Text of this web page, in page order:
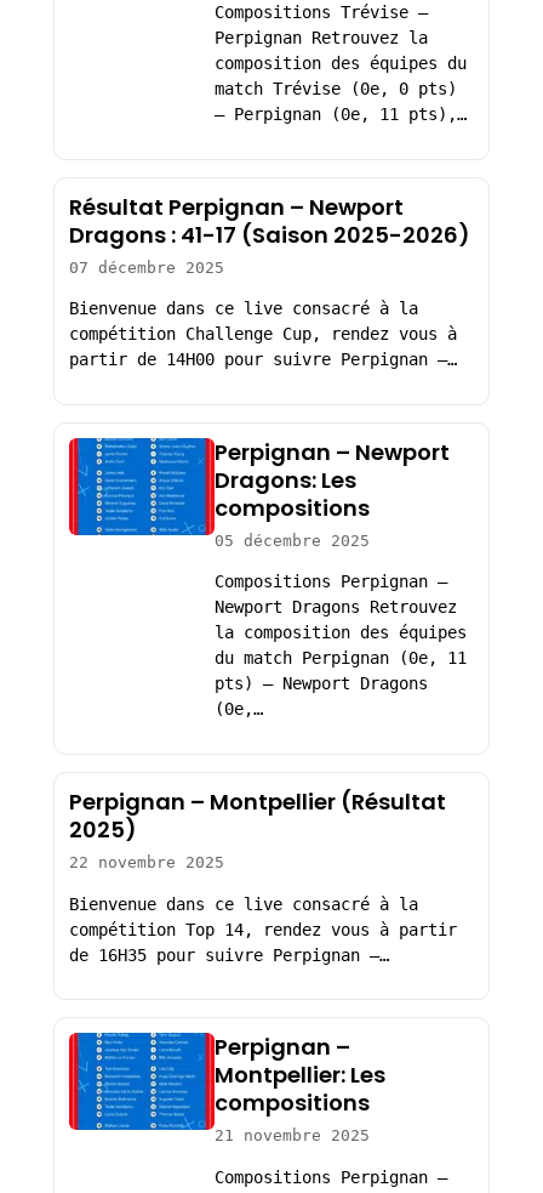
Compositions Trévise –
Perpignan Retrouvez la
composition des équipes du
match Trévise (0e, 0 pts)
– Perpignan (0e, 11 pts),…
Résultat Perpignan – Newport
Dragons : 41-17 (Saison 2025-2026)
07 décembre 2025
Bienvenue dans ce live consacré à la
compétition Challenge Cup, rendez vous à
partir de 14H00 pour suivre Perpignan –…
Perpignan – Newport
Dragons: Les
compositions
05 décembre 2025
Compositions Perpignan –
Newport Dragons Retrouvez
la composition des équipes
du match Perpignan (0e, 11
pts) – Newport Dragons
(0e,…
Perpignan – Montpellier (Résultat
2025)
22 novembre 2025
Bienvenue dans ce live consacré à la
compétition Top 14, rendez vous à partir
de 16H35 pour suivre Perpignan –…
Perpignan –
Montpellier: Les
compositions
21 novembre 2025
Compositions Perpignan –